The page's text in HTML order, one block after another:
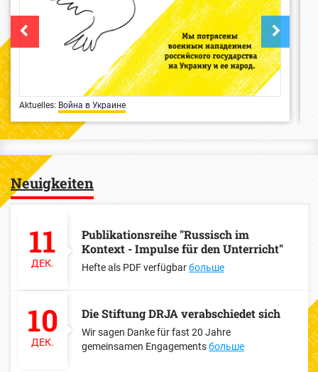
Aktuelles Война в Украине
Neuigkeiten
11
ДЕК.
Publikationsreihe "Russisch im
Kontext - Impulse für den Unterricht"
Hefte als PDF verfügbarбольше
10
ДЕК.
Die Stiftung DRJA verabschiedet sich
Wir sagen Danke für fast 20 Jahre
gemeinsamen Engagementsбольше